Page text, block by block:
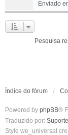
Enviado
Pesquisa
Índice do fórum
Powered by phpBB®
Traduzido por:
Style we_universal